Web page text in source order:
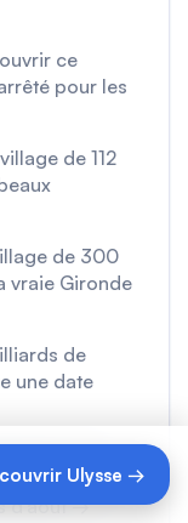
Ulysse →
ce
pour les
de 112
de 300
vraie Gironde
de
une date
cette
desservie par
d’août →